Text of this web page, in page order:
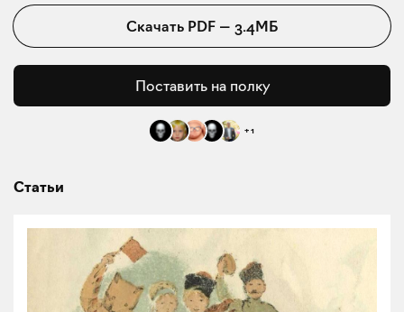
Скачать PDF — 3.4МБ
Поставить на полку
+1
Статьи